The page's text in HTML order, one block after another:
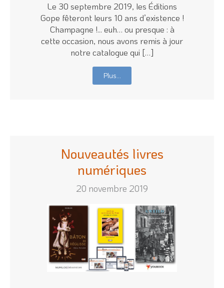
Le 30 septembre 2019, les Éditions
Gope fêteront leurs 10 ans d’existence !
Champagne !... euh… ou presque : à
cette occasion, nous avons remis à jour
notre catalogue qui […]
Plus…
Nouveautés livres
numériques
20 novembre 2019